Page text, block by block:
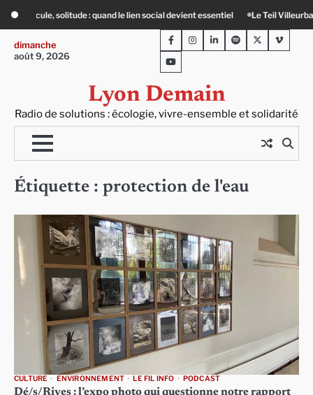
content
entre ville et campagne 80 Jours Voyages : au cœur du Lengai
dimanche
août 9, 2026
Lyon Demain
Radio de solutions : écologie, vivre-ensemble et solidarité
FacebookInstagram
LinkedInSpotifyTwitterViméo
Youtube
Étiquette : protection de l'eau
CULTURE ENVIRONNEMENT LE FIL INFO PODCAST
Dé/s/Rives : l’expo photo qui questionne notre rapport